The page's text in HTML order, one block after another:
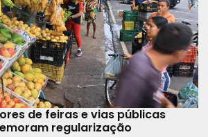
de feiras e vias públicas
regularização